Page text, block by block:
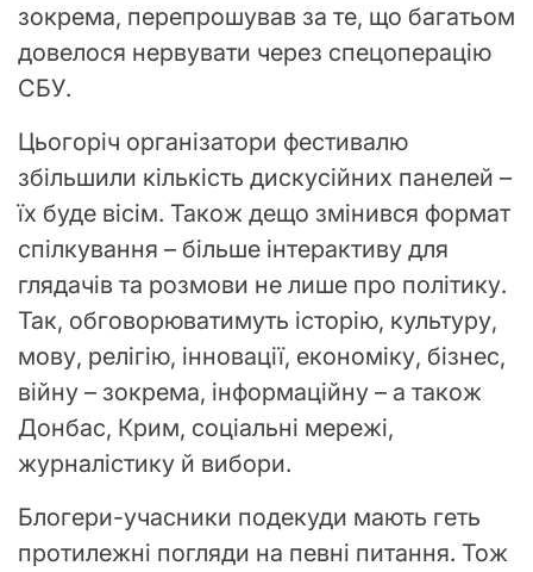
зокрема, перепрошував за те, що багатьом
довелося нервувати через спецоперацію
СБУ.
Цьогоріч організатори фестивалю
збільшили кількість дискусійних панелей –
їх буде вісім. Також дещо змінився формат
спілкування – більше інтерактиву для
глядачів та розмови не лише про політику.
Так, обговорюватимуть історію, культуру,
мову, релігію, інновації, економіку, бізнес,
війну – зокрема, інформаційну – а також
Донбас, Крим, соціальні мережі,
журналістику й вибори.
Блогери-учасники подекуди мають геть
протилежні погляди на певні питання. Тож